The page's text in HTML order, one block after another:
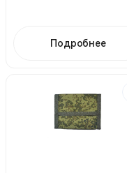
Подробнее